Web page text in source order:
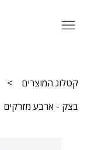
קטלוג המוצרים >
בצק - ארבע מזרקים